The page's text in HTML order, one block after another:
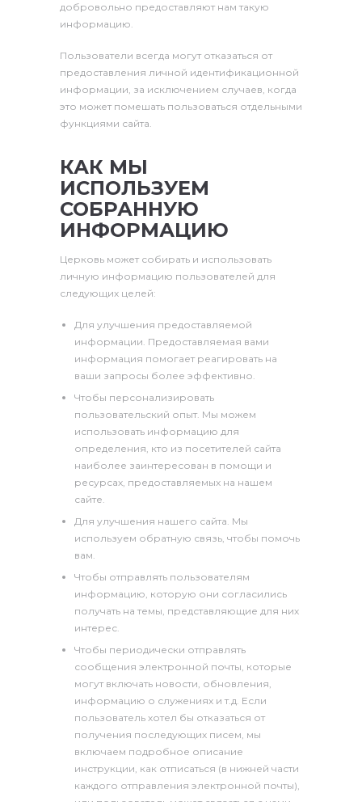
добровольно предоставляют нам такую
информацию.
Пользователи всегда могут отказаться от
предоставления личной идентификационной
информации, за исключением случаев, когда
это может помешать пользоваться отдельными
функциями сайта.
КАК МЫ
ИСПОЛЬЗУЕМ
СОБРАННУЮ
ИНФОРМАЦИЮ
Церковь может собирать и использовать
личную информацию пользователей для
следующих целей:
Для улучшения предоставляемой
информации. Предоставляемая вами
информация помогает реагировать на
ваши запросы более эффективно.
Чтобы персонализировать
пользовательский опыт. Мы можем
использовать информацию для
определения, кто из посетителей сайта
наиболее заинтересован в помощи и
ресурсах, предоставляемых на нашем
сайте.
Для улучшения нашего сайта. Мы
используем обратную связь, чтобы помочь
вам.
Чтобы отправлять пользователям
информацию, которую они согласились
получать на темы, представляющие для них
интерес.
Чтобы периодически отправлять
сообщения электронной почты, которые
могут включать новости, обновления,
информацию о служениях и т.д. Если
пользователь хотел бы отказаться от
получения последующих писем, мы
включаем подробное описание
инструкции, как отписаться (в нижней части
каждого отправления электронной почты),